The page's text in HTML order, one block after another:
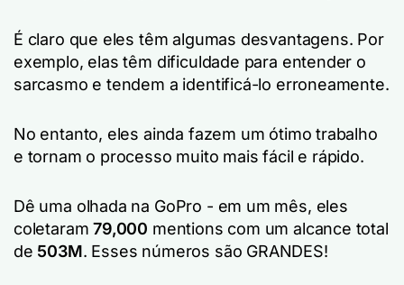
É claro que eles têm algumas desvantagens. Por
exemplo, elas têm dificuldade para entender o
sarcasmo e tendem a identificá-lo erroneamente.
No entanto, eles ainda fazem um ótimo trabalho
e tornam o processo muito mais fácil e rápido.
Dê uma olhada na GoPro - em um mês, eles
coletaram79,000 mentions com um alcance total
de 503M. Esses números são GRANDES!